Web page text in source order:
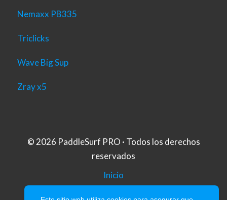
Nemaxx PB335
Triclicks
Wave Big Sup
Zray x5
© 2026 PaddleSurf PRO · Todos los derechos
reservados
Inicio